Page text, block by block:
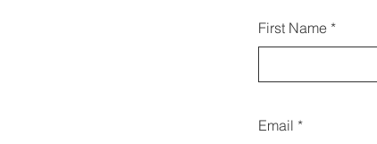
Az
First Name
Email